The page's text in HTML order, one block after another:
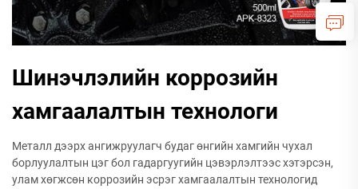
Шинэчлэлийн коррозийн
хамгаалалтын технологи
Металл дээрх ангижруулагч будаг өнгийн хамгийн чухал
борлуулалтын цэг бол гадаргуугийн цэвэрлэлтээс хэтэрсэн,
улам хөгжсөн коррозийн эсрэг хамгаалалтын технологид